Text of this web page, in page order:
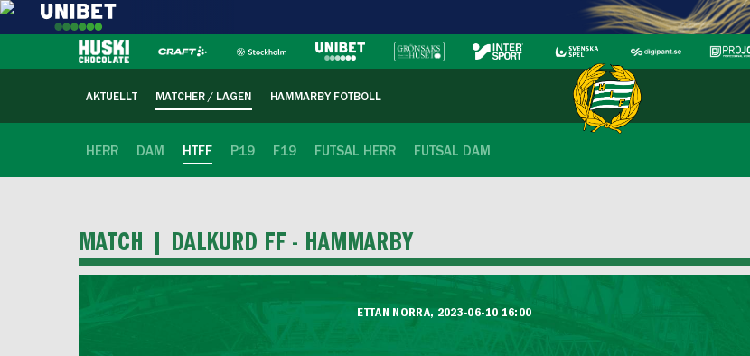
AKTUELLT MATCHER / LAGEN HAMMARBY FOTBOLL
HERR DAM HTFF P19 F19 FUTSAL HERR FUTSAL DAM
MATCH | DALKURD FF - HAMMARBY
ETTAN NORRA, 2023-06-10 16:00